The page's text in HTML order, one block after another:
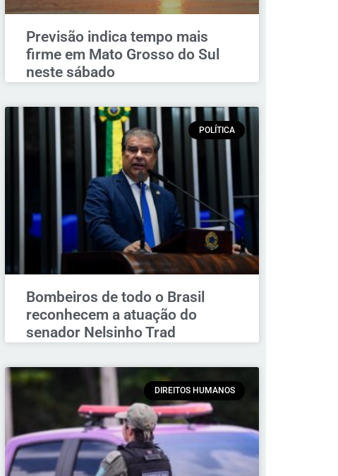
Previsão indica tempo mais
firme em Mato Grosso do Sul
neste sábado
POLÍTICA
Bombeiros de todo o Brasil
reconhecem a atuação do
senador Nelsinho Trad
DIREITOS HUMANOS